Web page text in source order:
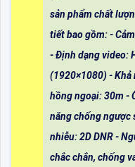
sản phẩm chất
tiết bao gồm: -
- Định dạng video:
(1920×1080) - Khả
hồng ngoại: 30m -
năng chống ngược
nhiễu: 2D DNR -
chắc chắn, chống